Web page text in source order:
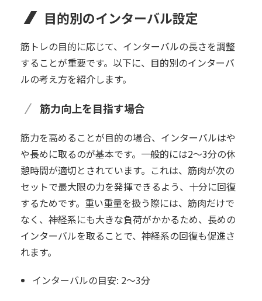
目的別のインターバル設定
筋トレの目的に応じて、インターバルの長さを調整
することが重要です。以下に、目的別のインターバ
ルの考え方を紹介します。
筋力向上を目指す場合
筋力を高めることが目的の場合、インターバルはや
や長めに取るのが基本です。一般的には2～3分の休
憩時間が適切とされています。これは、筋肉が次の
セットで最大限の力を発揮できるよう、十分に回復
するためです。重い重量を扱う際には、筋肉だけで
なく、神経系にも大きな負荷がかかるため、長めの
インターバルを取ることで、神経系の回復も促進さ
れます。
インターバルの目安: 2～3分